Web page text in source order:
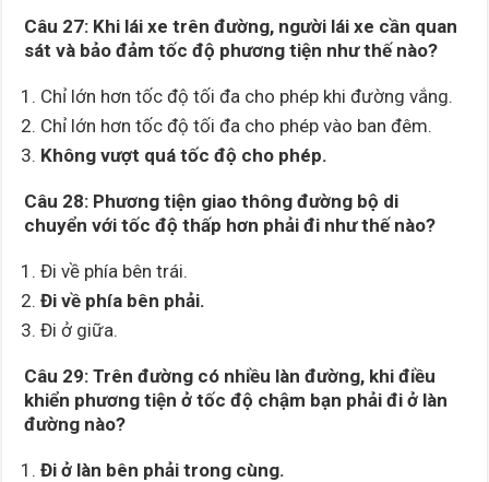
Câu 27: Khi lái xe trên đường, người lái xe cần quan
sát và bảo đảm tốc độ phương tiện như thế nào?
Chỉ lớn hơn tốc độ tối đa cho phép khi đường vắng.
Chỉ lớn hơn tốc độ tối đa cho phép vào ban đêm.
Không vượt quá tốc độ cho phép.
Câu 28: Phương tiện giao thông đường bộ di
chuyển với tốc độ thấp hơn phải đi như thế nào?
Đi về phía bên trái.
Đi về phía bên phải.
Đi ở giữa.
Câu 29: Trên đường có nhiều làn đường, khi điều
khiển phương tiện ở tốc độ chậm bạn phải đi ở làn
đường nào?
Đi ở làn bên phải trong cùng.